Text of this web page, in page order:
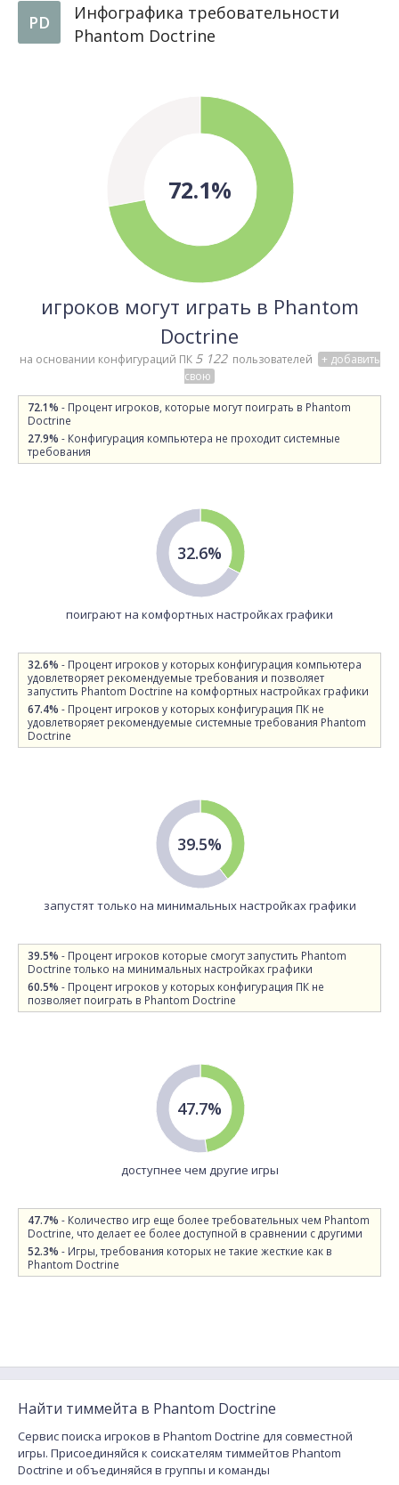
PD
Инфографика требовательности
Phantom Doctrine
72.1%
игроков могут играть в Phantom
Doctrine
на основании конфигураций ПК 5 122 пользователей
+ добавить
свою
72.1% - Процент игроков, которые могут поиграть в Phantom
Doctrine
27.9% - Конфигурация компьютера не проходит системные
требования
32.6%
поиграют на комфортных настройках графики
32.6% - Процент игроков у которых конфигурация компьютера
удовлетворяет рекомендуемые требования и позволяет
запустить Phantom Doctrine на комфортных настройках графики
67.4% - Процент игроков у которых конфигурация ПК не
удовлетворяет рекомендуемые системные требования Phantom
Doctrine
39.5%
запустят только на минимальных настройках графики
39.5% - Процент игроков которые смогут запустить Phantom
Doctrine только на минимальных настройках графики
60.5% - Процент игроков у которых конфигурация ПК не
позволяет поиграть в Phantom Doctrine
47.7%
доступнее чем другие игры
47.7% - Количество игр еще более требовательных чем Phantom
Doctrine, что делает ее более доступной в сравнении с другими
52.3% - Игры, требования которых не такие жесткие как в
Phantom Doctrine
Найти тиммейта в Phantom Doctrine
Сервис поиска игроков в Phantom Doctrine для совместной
игры. Присоединяйся к соискателям тиммейтов Phantom
Doctrine и объединяйся в группы и команды